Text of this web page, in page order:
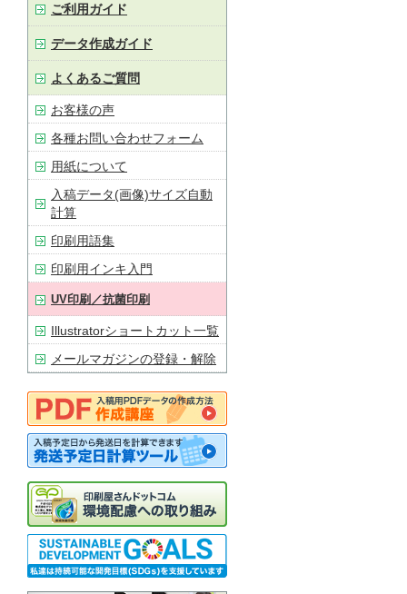
ご利用ガイド
データ作成ガイド
よくあるご質問
お客様の声
各種お問い合わせフォーム
用紙について
入稿データ(画像)サイズ自動
計算
印刷用語集
印刷用インキ入門
UV印刷／抗菌印刷
Illustratorショートカット一覧
メールマガジンの登録・解除